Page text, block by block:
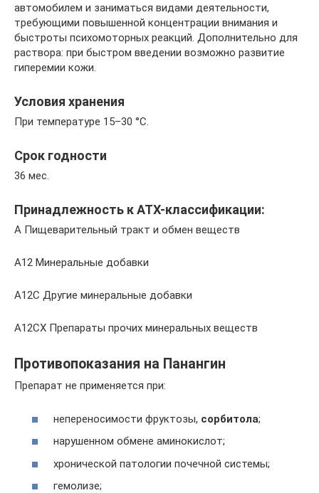
автомобилем и заниматься видами деятельности,
требующими повышенной концентрации внимания и
быстроты психомоторных реакций. Дополнительно для
раствора: при быстром введении возможно развитие
гиперемии кожи.
Условия хранения
При температуре 15–30 °C.
Срок годности
36 мес.
Принадлежность к ATX-классификации:
A Пищеварительный тракт и обмен веществ
A12 Минеральные добавки
A12C Другие минеральные добавки
A12CX Препараты прочих минеральных веществ
Противопоказания на Панангин
Препарат не применяется при:
непереносимости фруктозы, сорбитола;
нарушенном обмене аминокислот;
хронической патологии почечной системы;
гемолизе;